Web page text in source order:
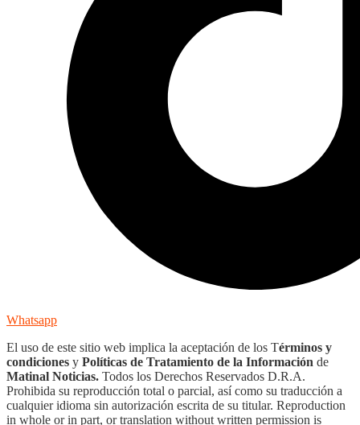
Whatsapp
El uso de este sitio web implica la aceptación de los Términos y
condiciones y Políticas de Tratamiento de la Información de
Matinal Noticias. Todos los Derechos Reservados D.R.A.
Prohibida su reproducción total o parcial, así como su traducción a
cualquier idioma sin autorización escrita de su titular. Reproduction
in whole or in part, or translation without written permission is